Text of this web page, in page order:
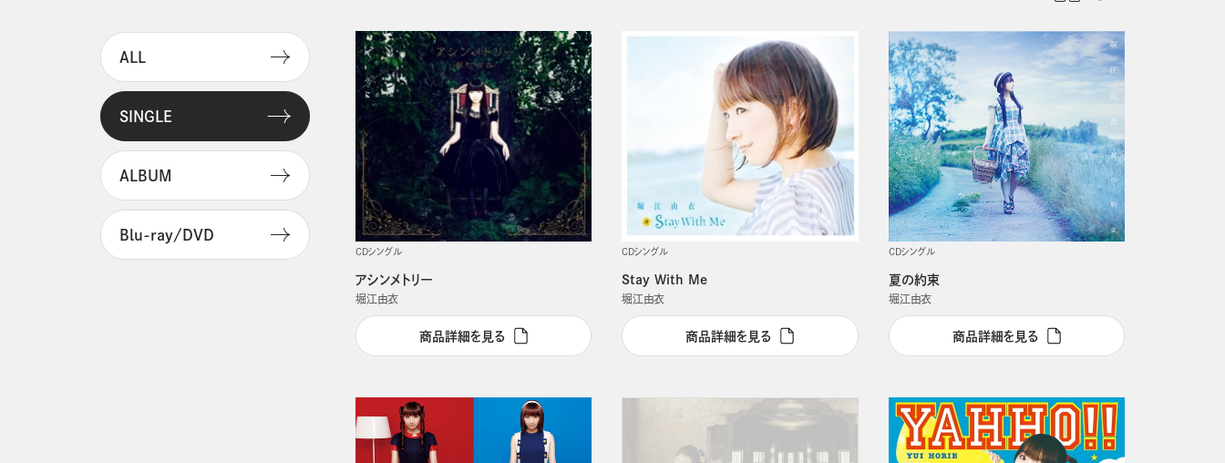
ALL
SINGLE
ALBUM
Blu-ray/DVD
CDシングル
アシンメトリー
堀江由衣
商品詳細を見る
CDシングル
Stay With Me
堀江由衣
商品詳細を見る
CDシングル
夏の約束
堀江由衣
商品詳細を見る